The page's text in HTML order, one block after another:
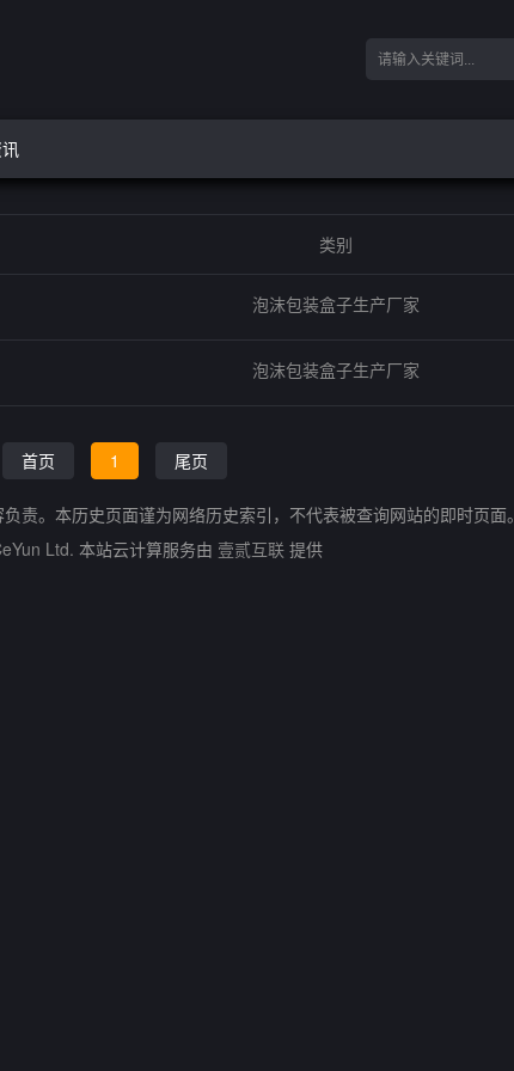
类别
泡沫包装盒子生产厂家
泡沫包装盒子生产厂家
首页 1 尾页
责。本历史页面谨为网络历史索引，不代表被查询网站的即时页面。
Ltd. 本站云计算服务由 壹贰互联 提供